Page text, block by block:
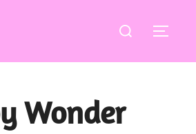
Buscar:
Wonder